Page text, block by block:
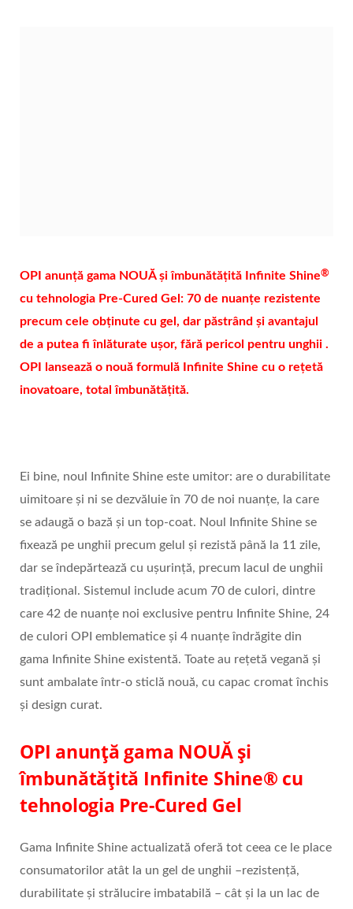
OPI anunță gama NOUĂ și îmbunătățită Infinite Shine®
cu tehnologia Pre-Cured Gel: 70 de nuanțe rezistente
precum cele obținute cu gel, dar păstrând și avantajul
de a putea fi înlăturate ușor, fără pericol pentru unghii .
OPI lansează o nouă formulă Infinite Shine cu o rețetă
inovatoare, total îmbunătățită.
Ei bine, noul Infinite Shine este umitor: are o durabilitate
uimitoare și ni se dezvăluie în 70 de noi nuanțe, la care
se adaugă o bază și un top-coat. Noul Infinite Shine se
fixează pe unghii precum gelul și rezistă până la 11 zile,
dar se îndepărtează cu ușurință, precum lacul de unghii
tradițional. Sistemul include acum 70 de culori, dintre
care 42 de nuanțe noi exclusive pentru Infinite Shine, 24
de culori OPI emblematice și 4 nuanțe îndrăgite din
gama Infinite Shine existentă. Toate au rețetă vegană și
sunt ambalate într-o sticlă nouă, cu capac cromat închis
și design curat.
OPI anunță gama NOUĂ și
îmbunătățită Infinite Shine® cu
tehnologia Pre-Cured Gel
Gama Infinite Shine actualizată oferă tot ceea ce le place
consumatorilor atât la un gel de unghii –rezistență,
durabilitate și strălucire imbatabilă – cât și la un lac de